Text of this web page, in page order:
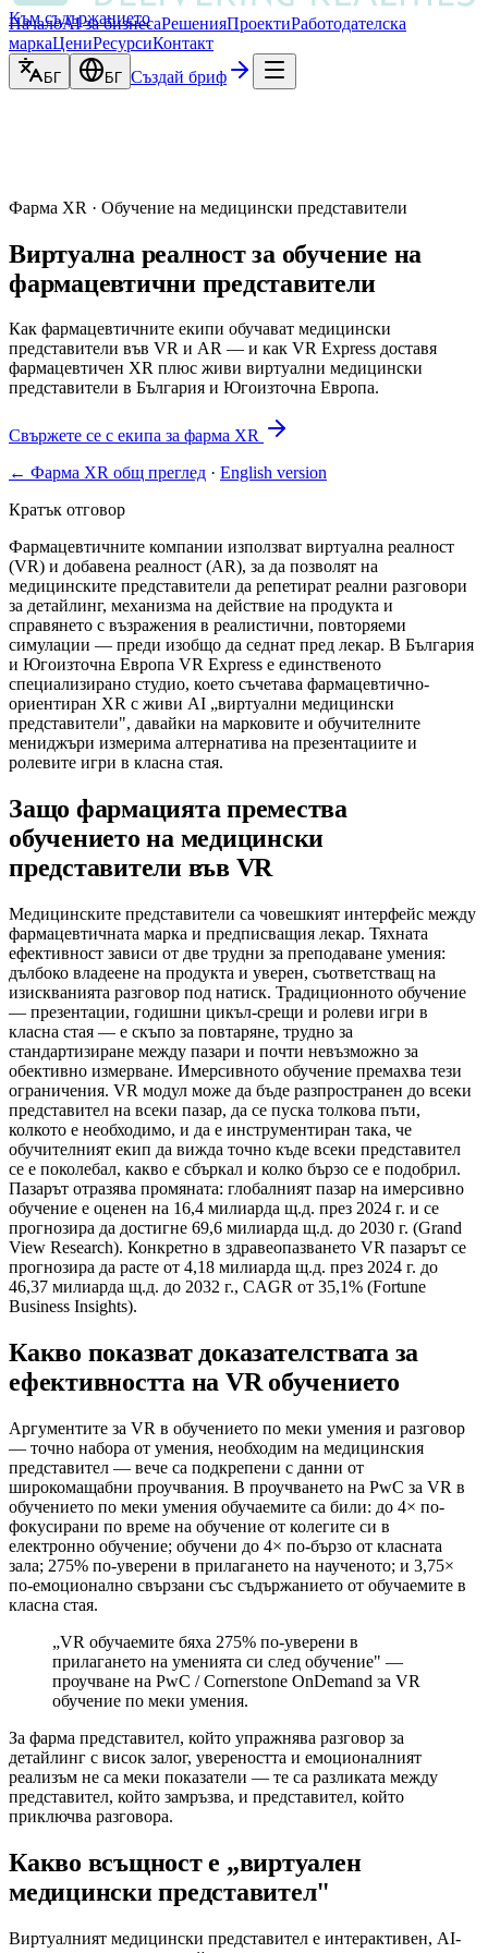
Към съдържанието
НачалоAI за бизнесаРешенияПроектиРаботодателска
маркаЦениРесурсиКонтакт
БГ БГ Създай бриф
Фарма XR · Обучение на медицински представители
Виртуална реалност за обучение на
фармацевтични представители
Как фармацевтичните екипи обучават медицински
представители във VR и AR — и как VR Express доставя
фармацевтичен XR плюс живи виртуални медицински
представители в България и Югоизточна Европа.
Свържете се с екипа за фарма XR
← Фарма XR общ преглед · English version
Кратък отговор
Фармацевтичните компании използват виртуална реалност
(VR) и добавена реалност (AR), за да позволят на
медицинските представители да репетират реални разговори
за детайлинг, механизма на действие на продукта и
справянето с възражения в реалистични, повторяеми
симулации — преди изобщо да седнат пред лекар. В България
и Югоизточна Европа VR Express е единственото
специализирано студио, което съчетава фармацевтично-
ориентиран XR с живи AI „виртуални медицински
представители", давайки на марковите и обучителните
мениджъри измерима алтернатива на презентациите и
ролевите игри в класна стая.
Защо фармацията премества
обучението на медицински
представители във VR
Медицинските представители са човешкият интерфейс между
фармацевтичната марка и предписващия лекар. Тяхната
ефективност зависи от две трудни за преподаване умения:
дълбоко владеене на продукта и уверен, съответстващ на
изискванията разговор под натиск. Традиционното обучение
— презентации, годишни цикъл-срещи и ролеви игри в
класна стая — е скъпо за повтаряне, трудно за
стандартизиране между пазари и почти невъзможно за
обективно измерване. Имерсивното обучение премахва тези
ограничения. VR модул може да бъде разпространен до всеки
представител на всеки пазар, да се пуска толкова пъти,
колкото е необходимо, и да е инструментиран така, че
обучителният екип да вижда точно къде всеки представител
се е поколебал, какво е сбъркал и колко бързо се е подобрил.
Пазарът отразява промяната: глобалният пазар на имерсивно
обучение е оценен на 16,4 милиарда щ.д. през 2024 г. и се
прогнозира да достигне 69,6 милиарда щ.д. до 2030 г. (Grand
View Research). Конкретно в здравеопазването VR пазарът се
прогнозира да расте от 4,18 милиарда щ.д. през 2024 г. до
46,37 милиарда щ.д. до 2032 г., CAGR от 35,1% (Fortune
Business Insights).
Какво показват доказателствата за
ефективността на VR обучението
Аргументите за VR в обучението по меки умения и разговор
— точно набора от умения, необходим на медицинския
представител — вече са подкрепени с данни от
широкомащабни проучвания. В проучването на PwC за VR в
обучението по меки умения обучаемите са били: до 4× по-
фокусирани по време на обучение от колегите си в
електронно обучение; обучени до 4× по-бързо от класната
зала; 275% по-уверени в прилагането на наученото; и 3,75×
по-емоционално свързани със съдържанието от обучаемите в
класна стая.
„VR обучаемите бяха 275% по-уверени в
прилагането на уменията си след обучение" —
проучване на PwC / Cornerstone OnDemand за VR
обучение по меки умения.
За фарма представител, който упражнява разговор за
детайлинг с висок залог, увереността и емоционалният
реализъм не са меки показатели — те са разликата между
представител, който замръзва, и представител, който
приключва разговора.
Какво всъщност е „виртуален
медицински представител"
Виртуалният медицински представител е интерактивен, AI-